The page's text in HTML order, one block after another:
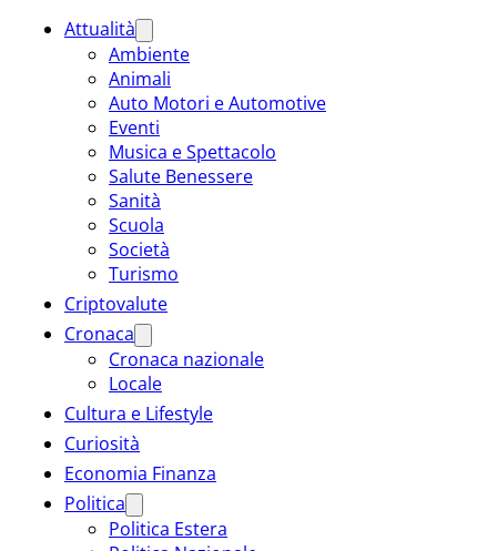
Attualità
Ambiente
Animali
Auto Motori e Automotive
Eventi
Musica e Spettacolo
Salute Benessere
Sanità
Scuola
Società
Turismo
Criptovalute
Cronaca
Cronaca nazionale
Locale
Cultura e Lifestyle
Curiosità
Economia Finanza
Politica
Politica Estera